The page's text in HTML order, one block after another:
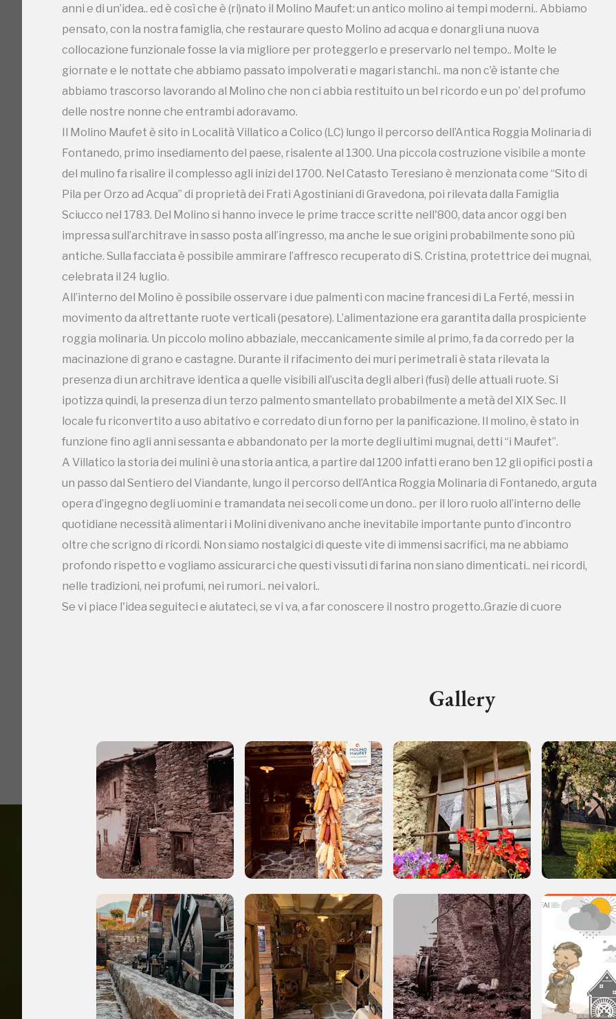
anni e di un’idea.. ed è così che è (ri)nato il Molino Maufet: un antico molino ai tempi moderni.. Abbiamo
pensato, con la nostra famiglia, che restaurare questo Molino ad acqua e donargli una nuova
collocazione funzionale fosse la via migliore per proteggerlo e preservarlo nel tempo.. Molte le
giornate e le nottate che abbiamo passato impolverati e magari stanchi.. ma non c’è istante che
abbiamo trascorso lavorando al Molino che non ci abbia restituito un bel ricordo e un po’ del profumo
delle nostre nonne che entrambi adoravamo.
Il Molino Maufet è sito in Località Villatico a Colico (LC) lungo il percorso dell’Antica Roggia Molinaria di
Fontanedo, primo insediamento del paese, risalente al 1300. Una piccola costruzione visibile a monte
del mulino fa risalire il complesso agli inizi del 1700. Nel Catasto Teresiano è menzionata come “Sito di
Pila per Orzo ad Acqua” di proprietà dei Frati Agostiniani di Gravedona, poi rilevata dalla Famiglia
Sciucco nel 1783. Del Molino si hanno invece le prime tracce scritte nell'800, data ancor oggi ben
impressa sull’architrave in sasso posta all’ingresso, ma anche le sue origini probabilmente sono più
antiche. Sulla facciata è possibile ammirare l’affresco recuperato di S. Cristina, protettrice dei mugnai,
celebrata il 24 luglio.
All’interno del Molino è possibile osservare i due palmenti con macine francesi di La Ferté, messi in
movimento da altrettante ruote verticali (pesatore). L’alimentazione era garantita dalla prospiciente
roggia molinaria. Un piccolo molino abbaziale, meccanicamente simile al primo, fa da corredo per la
macinazione di grano e castagne. Durante il rifacimento dei muri perimetrali è stata rilevata la
presenza di un architrave identica a quelle visibili all’uscita degli alberi (fusi) delle attuali ruote. Si
ipotizza quindi, la presenza di un terzo palmento smantellato probabilmente a metà del XIX Sec. Il
locale fu riconvertito a uso abitativo e corredato di un forno per la panificazione. Il molino, è stato in
funzione fino agli anni sessanta e abbandonato per la morte degli ultimi mugnai, detti “i Maufet”.
A Villatico la storia dei mulini è una storia antica, a partire dal 1200 infatti erano ben 12 gli opifici posti a
un passo dal Sentiero del Viandante, lungo il percorso dell’Antica Roggia Molinaria di Fontanedo, arguta
opera d’ingegno degli uomini e tramandata nei secoli come un dono.. per il loro ruolo all’interno delle
quotidiane necessità alimentari i Molini divenivano anche inevitabile importante punto d’incontro
oltre che scrigno di ricordi. Non siamo nostalgici di queste vite di immensi sacrifici, ma ne abbiamo
profondo rispetto e vogliamo assicurarci che questi vissuti di farina non siano dimenticati.. nei ricordi,
nelle tradizioni, nei profumi, nei rumori.. nei valori..
Se vi piace l'idea seguiteci e aiutateci, se vi va, a far conoscere il nostro progetto..Grazie di cuore
Gallery
rilevata la presenza di un architrave identica a quelle visibili all’uscita degli alberi (fusi) delle attuali
ruote. Si ipotizza quindi, la presenza di un terzo palmento smantellato probabilmente a metà del XIX
Sec. Il locale fu riconvertito a uso abitativo e corredato di un forno per la panificazione. Il molino, attivo
fino agli anni sessanta e abbandonato per la morte degli ultimi mugnai, detti “i Maufet” è ora di
Proprietà della Famiglia Bettiga, la stessa che si sta occupando del restauro, valorizzazione e ricerca
storica. ———— Molino Maufet is located in Villatico (Colico - Lecco - Italy) along the ancient "Roggia
Molinaria" of the historic village of Fontanedo dating back to 1300, the first settlement of the country.
Fourth survivor of a complex of 12 mills. The original construction dates back to 1702 and, as it is today,
was made up of two grinds moving from as many vertical wheels (“pesatore") powered by the water of
the prospecting rust. In the sixties of the last century, the water supply system was less equal to the
work at the source and the disposal of the last mill (the oldest) working in the hamlet. The mill was
active until the 1960s and progressively unfortunately abandoned. The new passionate buyers are
conducting a meticulous restoration work in order to bring it back to its ancient splendor and adore it
to the Museum making it so enjoyable for visits. Supporting a consistent historical and material search,
the desire not to lose an important historical memory, the desire to be able to relive the visitor's warm
and flourishing atmosphere, an important reference of social aggregation for the local community, of
the two small brothers “muliné" that with so much simple dedication and care managed it.
Campagne in corso in questo
I Luoghi del Cuore
Storico campagne in questo
2020, 2022
Registrati alla newsletter
Accedi alle informazioni per te più interessanti, a quelle inerenti i luoghi
eventi organizzati
REGISTRATI